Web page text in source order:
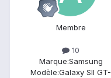
Membre
10
Marque:Samsung
Modèle:Galaxy SII GT-